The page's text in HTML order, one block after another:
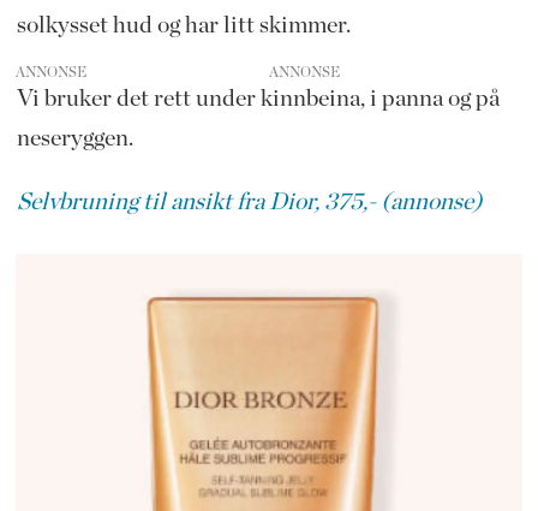
solkysset hud og har litt skimmer.
ANNONSE
Vi bruker det rett under kinnbeina, i panna og på
neseryggen.
Selvbruning til ansikt fra Dior, 375,- (annonse)